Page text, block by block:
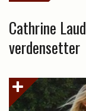
Cathrine
verdensetter